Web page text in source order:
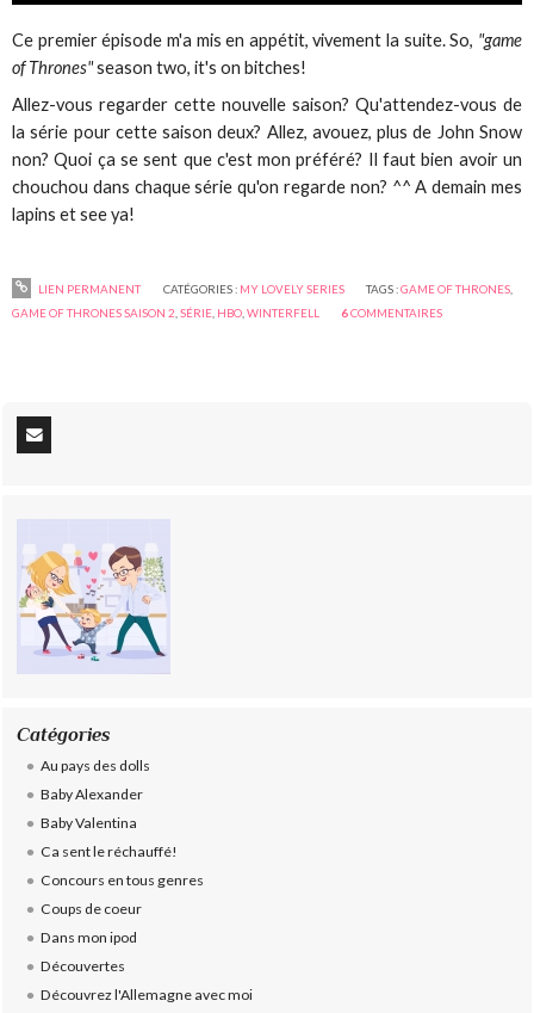
Ce premier épisode m'a mis en appétit, vivement la suite. So, "game
of Thrones"season two, it's on bitches!
Allez-vous regarder cette nouvelle saison? Qu'attendez-vous de
la série pour cette saison deux? Allez, avouez, plus de John Snow
non? Quoi ça se sent que c'est mon préféré? Il faut bien avoir un
chouchou dans chaque série qu'on regarde non? ^^ A demain mes
lapins et see ya!
LIEN PERMANENT CATÉGORIES : MY LOVELY SERIES TAGS :GAME OF THRONES,
GAME OF THRONES SAISON 2 ,SÉRIE HBO ,WINTERFELL 6COMMENTAIRES
Catégories
Au pays des dolls
Baby Alexander
Baby Valentina
Ca sent le réchauffé!
Concours en tous genres
Coups de coeur
Dans mon ipod
Découvertes
Découvrez l'Allemagne avec moi